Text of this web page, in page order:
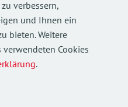
verbessern,
und Ihnen ein
bieten. Weitere
Cookies
.
finden Sie auch auf